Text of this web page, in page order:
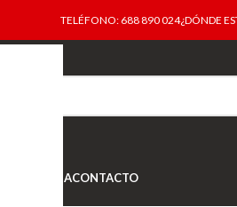
TELÉFONO: 688 890 024¿DÓNDE
TIENDACONTACTO